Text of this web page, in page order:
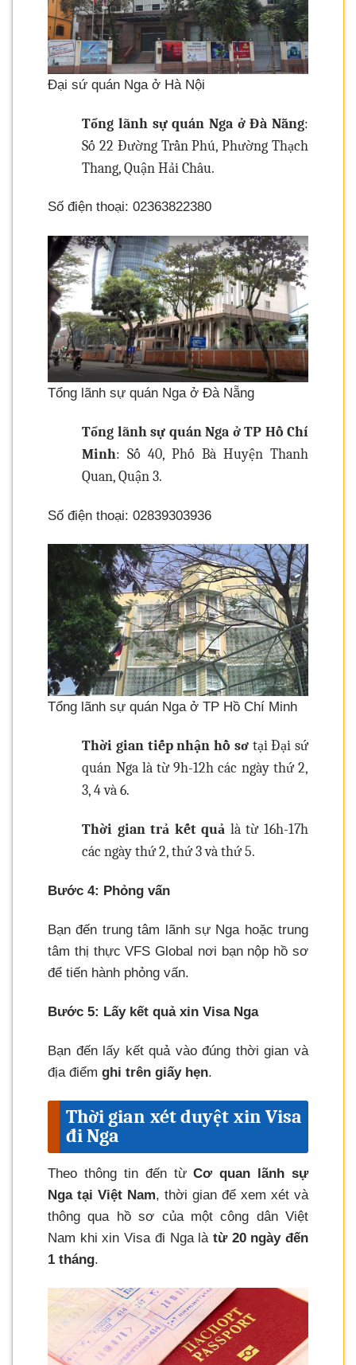
Đại sứ quán Nga ở Hà Nội
Tổng lãnh sự quán Nga ở Đà Nẵng:
Số 22 Đường Trần Phú, Phường Thạch
Thang, Quận Hải Châu.
Số điện thoại: 02363822380
Tổng lãnh sự quán Nga ở Đà Nẵng
Tổng lãnh sự quán Nga ở TP Hồ Chí
Minh: Số 40, Phố Bà Huyện Thanh
Quan, Quận 3.
Số điện thoại: 02839303936
Tổng lãnh sự quán Nga ở TP Hồ Chí Minh
Thời gian tiếp nhận hồ sơtại Đại sứ
quán Nga là từ 9h-12h các ngày thứ 2,
3, 4 và 6.
Thời gian trả kết quả là từ 16h-17h
các ngày thứ 2, thứ 3 và thứ 5.
Bước 4: Phỏng vấn
Bạn đến trung tâm lãnh sự Nga hoặc trung
tâm thị thực VFS Global nơi bạn nộp hồ sơ
để tiến hành phỏng vấn.
Bước 5: Lấy kết quả xin Visa Nga
Bạn đến lấy kết quả vào đúng thời gian và
địa điểm ghi trên giấy hẹn.
Thời gian xét duyệt xin Visa
đi Nga
Theo thông tin đến từCơ quan lãnh sự
Nga tại Việt Nam, thời gian để xem xét và
thông qua hồ sơ của một công dân Việt
Nam khi xin Visa đi Nga là từ 20 ngày đến
1 tháng.